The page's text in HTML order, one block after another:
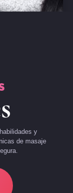
y
de masaje